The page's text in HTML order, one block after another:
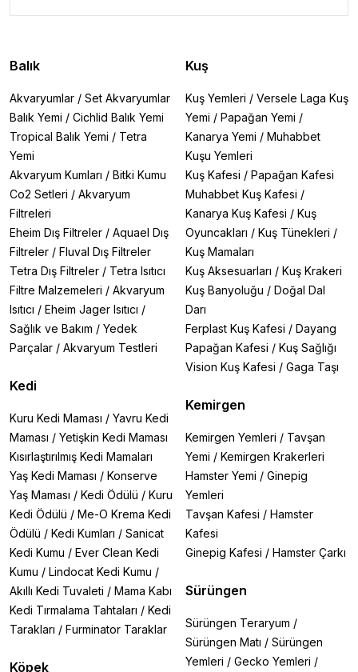
Balık
Akvaryumlar / Set Akvaryumlar
Balık Yemi / Cichlid Balık Yemi
Tropical Balık Yemi / Tetra
Yemi
Akvaryum Kumları / Bitki Kumu
Co2 Setleri / Akvaryum
Filtreleri
Eheim Dış Filtreler / Aquael Dış
Filtreler / Fluval Dış Filtreler
Tetra Dış Filtreler / Tetra Isıtıcı
Filtre Malzemeleri / Akvaryum
Isıtıcı / Eheim Jager Isıtıcı /
Sağlık ve Bakım / Yedek
Parçalar / Akvaryum Testleri
Kedi
Kuru Kedi Maması / Yavru Kedi
Maması / Yetişkin Kedi Maması
Kısırlaştırılmış Kedi Mamaları
Yaş Kedi Maması / Konserve
Yaş Maması / Kedi Ödülü / Kuru
Kedi Ödülü / Me-O Krema Kedi
Ödülü / Kedi Kumları / Sanicat
Kedi Kumu / Ever Clean Kedi
Kumu / Lindocat Kedi Kumu /
Akıllı Kedi Tuvaleti / Mama Kabı
Kedi Tırmalama Tahtaları / Kedi
Tarakları / Furminator Taraklar
Köpek
Kuş
Kuş Yemleri / Versele Laga Kuş
Yemi / Papağan Yemi /
Kanarya Yemi / Muhabbet
Kuşu Yemleri
Kuş Kafesi / Papağan Kafesi
Muhabbet Kuş Kafesi /
Kanarya Kuş Kafesi / Kuş
Oyuncakları / Kuş Tünekleri /
Kuş Mamaları
Kuş Aksesuarları / Kuş Krakeri
Kuş Banyoluğu / Doğal Dal
Darı
Ferplast Kuş Kafesi / Dayang
Papağan Kafesi / Kuş Sağlığı
Vision Kuş Kafesi / Gaga Taşı
Kemirgen
Kemirgen Yemleri / Tavşan
Yemi / Kemirgen Krakerleri
Hamster Yemi / Ginepig
Yemleri
Tavşan Kafesi / Hamster
Kafesi
Ginepig Kafesi / Hamster Çarkı
Sürüngen
Sürüngen Teraryum /
Sürüngen Matı / Sürüngen
Yemleri / Gecko Yemleri /